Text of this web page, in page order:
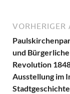
VORHERIGER
und Bürgerliche
Revolution
Ausstellung im
Stadtgeschichte